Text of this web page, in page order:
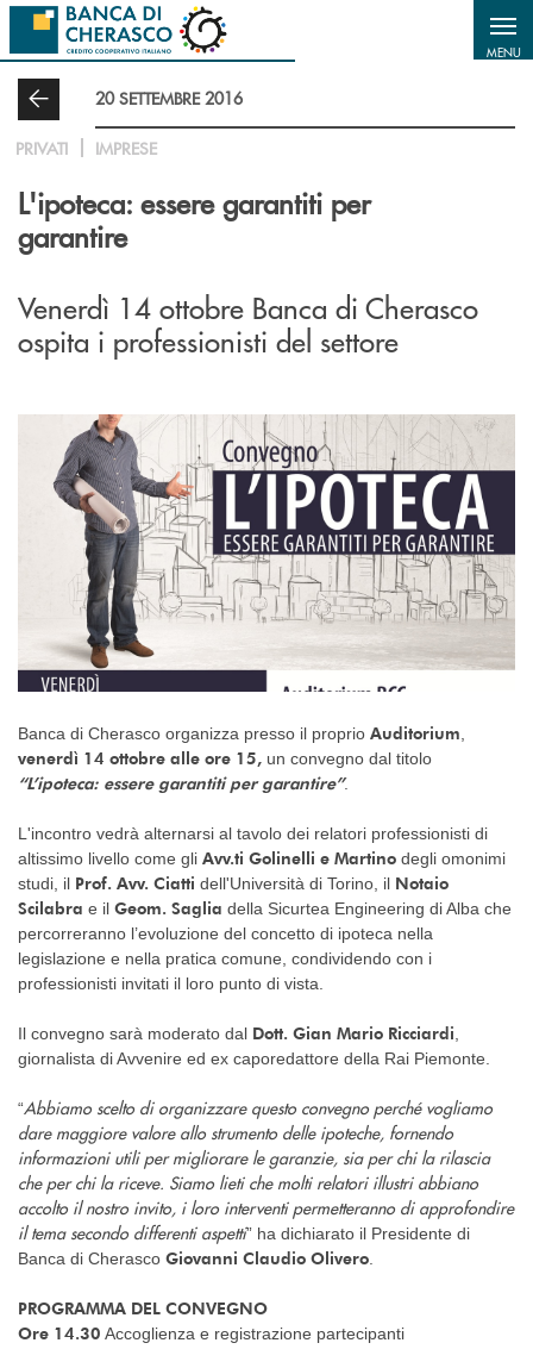
Salta al contenuto principale
MENU
20 SETTEMBRE 2016
PRIVATI IMPRESE
L'ipoteca: essere garantiti per
garantire
Venerdì 14 ottobre Banca di Cherasco
ospita i professionisti del settore
Banca di Cherasco organizza presso il proprio Auditorium
venerdì 14 ottobre alle ore 15, un convegno dal titolo
“L’ipoteca: essere garantiti per garantire”.
L'incontro vedrà alternarsi al tavolo dei relatori professionisti di
altissimo livello come gli Avv.ti Golinelli e Martino degli omonimi
studi, il Prof. Avv. Ciatti dell'Università di Torino, il Notaio
Scilabra e il Geom. Saglia della Sicurtea Engineering di Alba che
percorreranno l’evoluzione del concetto di ipoteca nella
legislazione e nella pratica comune, condividendo con i
professionisti invitati il loro punto di vista.
Il convegno sarà moderato dal Dott. Gian Mario Ricciardi
giornalista di Avvenire ed ex caporedattore della Rai Piemonte.
“Abbiamo scelto di organizzare questo convegno perché vogliamo
dare maggiore valore allo strumento delle ipoteche, fornendo
informazioni utili per migliorare le garanzie, sia per chi la rilascia
che per chi la riceve. Siamo lieti che molti relatori illustri abbiano
accolto il nostro invito, i loro interventi permetteranno di approfondire
il tema secondo differenti aspetti” ha dichiarato il Presidente di
Banca di Cherasco Giovanni Claudio Olivero
PROGRAMMA DEL CONVEGNO
Ore 14.30 Accoglienza e registrazione partecipanti